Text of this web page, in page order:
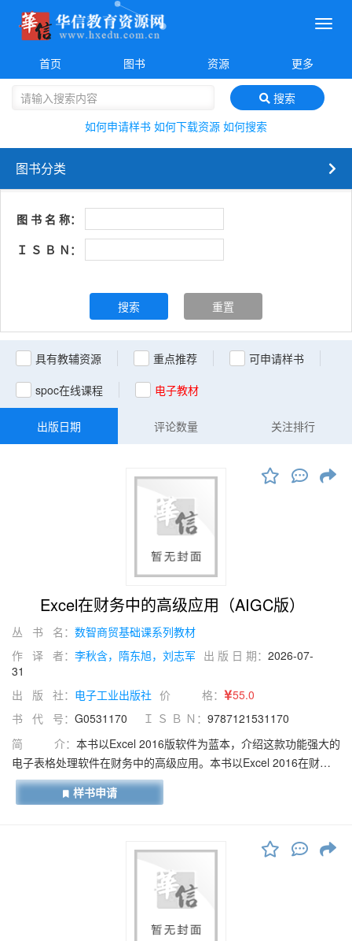
菜
首页
图书 资源 更多
搜索
如何申请样书 如何下载资源 如何搜索
图书分类
图 书 名 称：
Ｉ Ｓ Ｂ Ｎ：
搜索 重置
具有教辅资源 重点推荐
可申请样书
spoc在线课程
电子教材
关注排行
评论数量
出版日期
Excel在财务中的高级应用（AIGC版）
丛 书 名： 数智商贸基础课系列教材
作 译 者： 李秋含，隋东旭，刘志军 出 版 日 期： 2026-07-
31
出 版 社： 电子工业出版社 价 格：
55.0
书 代 号： G0531170 Ｉ Ｓ Ｂ Ｎ： 9787121531170
简 介： 本书以Excel 2016版软件为蓝本，介绍这款功能强大的
电子表格处理软件在财务中的高级应用。本书以Excel 2016在财务
工作中的具体应用为主线，按照财务人员的日常工作谋篇布局，通
过介绍典型应用案例，在讲解具体工作方法的同时，介绍Excel
视频，可帮助读者轻松学习。全书分为9章，以“理论＋实践”的方
式，运用函数及图表等，循序渐进地介绍Excel 2016在账务处理、
财务报表、财务分析、成本费用管理、工资核算、固定资产管理、
应收账款管理和筹资与投资管理中的具体应用，每个项目都侧重介
绍Excel的某项功能，并配有贴切的实用案例，将Excel的功能与财务
工作有机结合，具有很强的实用性和操作性。本书可作为高职院校
样书申请